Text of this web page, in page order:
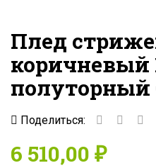
Плед
коричневый
Поделиться:
6 510,00 ₽